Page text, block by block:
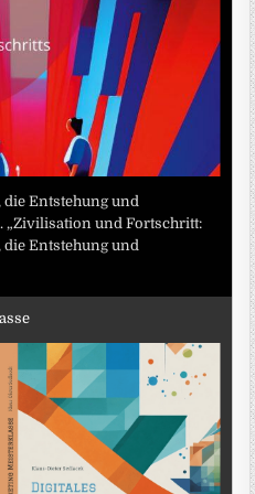
Entstehung und
„Zivilisation und Fortschritt:
Entstehung und